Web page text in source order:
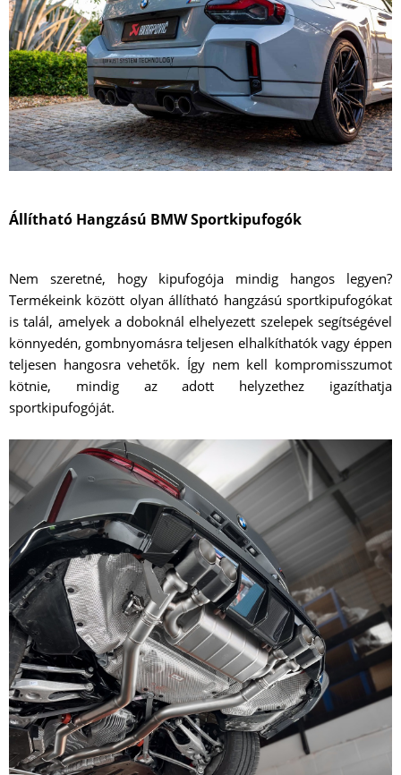
Állítható Hangzású BMW Sportkipufogók
Nem szeretné, hogy kipufogója mindig hangos legyen?
Termékeink között olyan állítható hangzású sportkipufogókat
is talál, amelyek a doboknál elhelyezett szelepek segítségével
könnyedén, gombnyomásra teljesen elhalkíthatók vagy éppen
teljesen hangosra vehetők. Így nem kell kompromisszumot
kötnie, mindig az adott helyzethez igazíthatja
sportkipufogóját.